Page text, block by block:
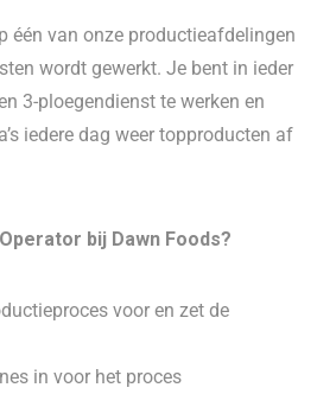
één van onze productieafdelingen
wordt gewerkt. Je bent in ieder
3-ploegendienst te werken en
iedere dag weer topproducten af
bij Dawn Foods?
voor en zet de
in voor het proces